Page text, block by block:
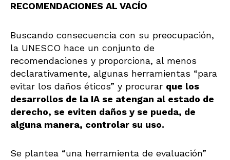
RECOMENDACIONES AL VACÍO
Buscando consecuencia con su preocupación,
la UNESCO hace un conjunto de
recomendaciones y proporciona, al menos
declarativamente, algunas herramientas “para
evitar los daños éticos” y procurar que los
desarrollos de la IA se atengan al estado de
derecho, se eviten daños y se pueda, de
alguna manera, controlar su uso.
Se plantea “una herramienta de evaluación”